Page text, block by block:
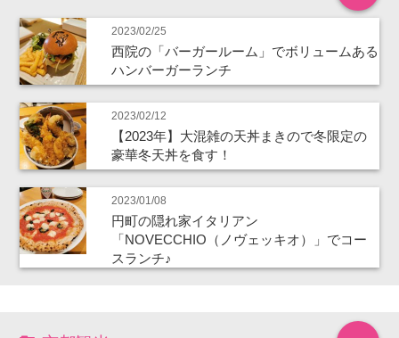
2023/02/25
西院の「バーガールーム」でボリュームある
ハンバーガーランチ
2023/02/12
【2023年】大混雑の天丼まきので冬限定の
豪華冬天丼を食す！
2023/01/08
円町の隠れ家イタリアン
「NOVECCHIO（ノヴェッキオ）」でコー
スランチ♪